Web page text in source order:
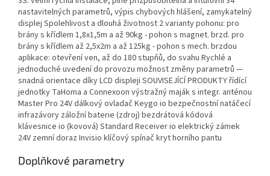
nastavitelných parametrů, výpis chybových hlášení, zamykatelný
displej Spolehlivost a dlouhá životnost 2 varianty pohonu: pro
brány s křídlem 1,8x1,5m a až 90kg - pohon s magnet. brzd. pro
brány s křídlem až 2,5x2m a až 125kg - pohon s mech. brzdou
aplikace: otevření ven, až do 180 stupňů, do svahu Rychlé a
jednoduché uvedení do provozu možnost změny parametrů —
snadná orientace díky LCD displeji SOUVISEJÍCÍ PRODUKTY řídící
jednotky TaHoma a Connexoon výstražný maják s integr. anténou
Master Pro 24V dálkový ovladač Keygo io bezpečnostní natáčecí
infrazávory záložní baterie (zdroj) bezdrátová kódová
klávesnice io (kovová) Standard Receiver io elektrický zámek
24V zemní doraz Invisio klíčový spínač kryt horního pantu
Doplňkové parametry